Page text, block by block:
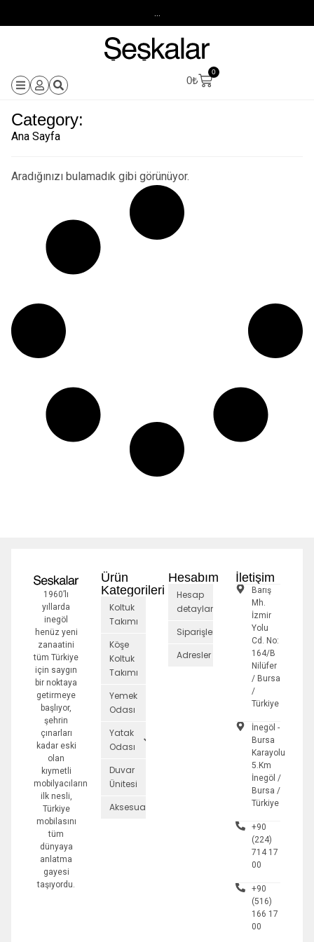
0₺
0
Category:
Ana Sayfa
Aradığınızı bulamadık gibi görünüyor.
1960’lı
yıllarda
inegöl
henüz yeni
zanaatini
tüm Türkiye
için saygın
bir noktaya
getirmeye
başlıyor,
şehrin
çınarları
kadar eski
olan
kıymetli
mobilyacıların
ilk nesli,
Türkiye
mobilasını
tüm
dünyaya
anlatma
gayesi
taşıyordu.
Ürün
Kategorileri
Koltuk
Takımı
Köşe
Koltuk
Takımı
Yemek
Odası
Yatak
Odası
Duvar
Ünitesi
Aksesuarlar
Hesabım
Hesap
detayları
Siparişler
Adresler
İletişim
Barış
Mh.
İzmir
Yolu
Cd. No:
164/B
Nilüfer
/ Bursa
/
Türkiye
İnegöl -
Bursa
Karayolu
5.Km
İnegöl /
Bursa /
Türkiye
+90
(224)
714 17
00
+90
(516)
166 17
00